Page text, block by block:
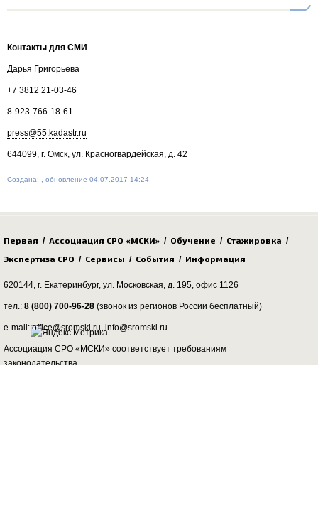
Контакты для СМИ
Дарья Григорьева
+7 3812 21-03-46
8-923-766-18-61
press@55.kadastr.ru
644099, г. Омск, ул. Красногвардейская, д. 42
Создана: , обновление 04.07.2017 14:24
Первая / Ассоциация СРО «МСКИ» / Обучение / Стажировка /
Экспертиза СРО / Сервисы / События / Информация
620144, г. Екатеринбург, ул. Московская, д. 195, офис 1126
тел.: 8 (800) 700-96-28 (звонок из регионов России бесплатный)
e-mail: office@sromski.ru, info@sromski.ru
Ассоциация СРО «МСКИ» соответствует требованиям
законодательства